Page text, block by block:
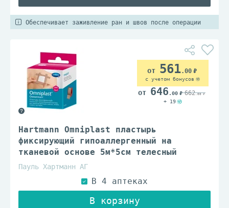
Обеспечивает заживление ран и швов после операции
Hartmann Omniplast пластырь
фиксирующий гипоаллергенный на
тканевой основе 5м*5см телесный
Пауль Хартманн АГ
561.00
с учетом бонусов
646 .00 662.00
+ 19